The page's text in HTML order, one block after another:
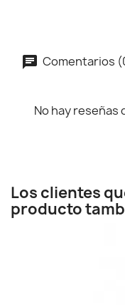
Comentarios
No hay reseñas
Los clientes
producto